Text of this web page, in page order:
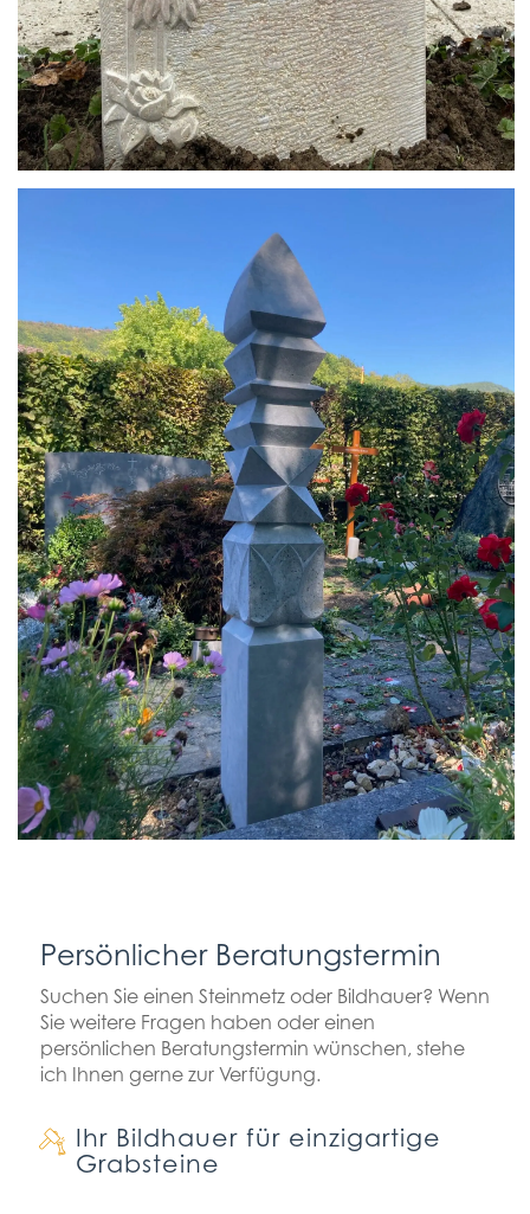
Persönlicher Beratungstermin
Suchen Sie einen Steinmetz oder Bildhauer? Wenn
Sie weitere Fragen haben oder einen
persönlichen Beratungstermin wünschen, stehe
ich Ihnen gerne zur Verfügung.
Ihr Bildhauer für einzigartige
Grabsteine